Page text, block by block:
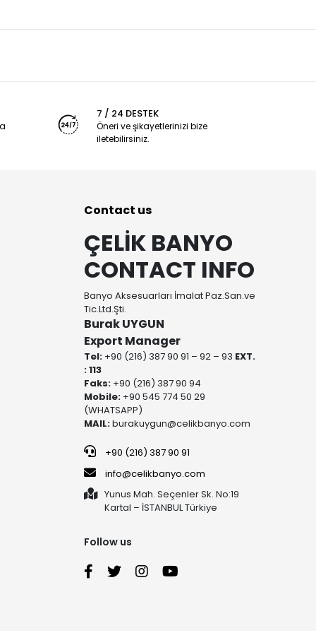
7 / 24 DESTEK
Öneri ve şikayetlerinizi bize
iletebilirsiniz.
Contact us
ÇELİK BANYO
CONTACT INFO
Banyo Aksesuarları İmalat Paz.San.ve
Tic.Ltd.Şti.
Burak UYGUN
Export Manager
Tel: +90 (216) 387 90 91 – 92 – 93 EXT.
: 113
Faks: +90 (216) 387 90 94
Mobile: +90 545 774 50 29
(WHATSAPP)
MAIL:burakuygun@celikbanyo.com
+90 (216) 387 90 91
info@celikbanyo.com
Yunus Mah. Seçenler Sk. No:19
Kartal – İSTANBUL Türkiye
Follow us